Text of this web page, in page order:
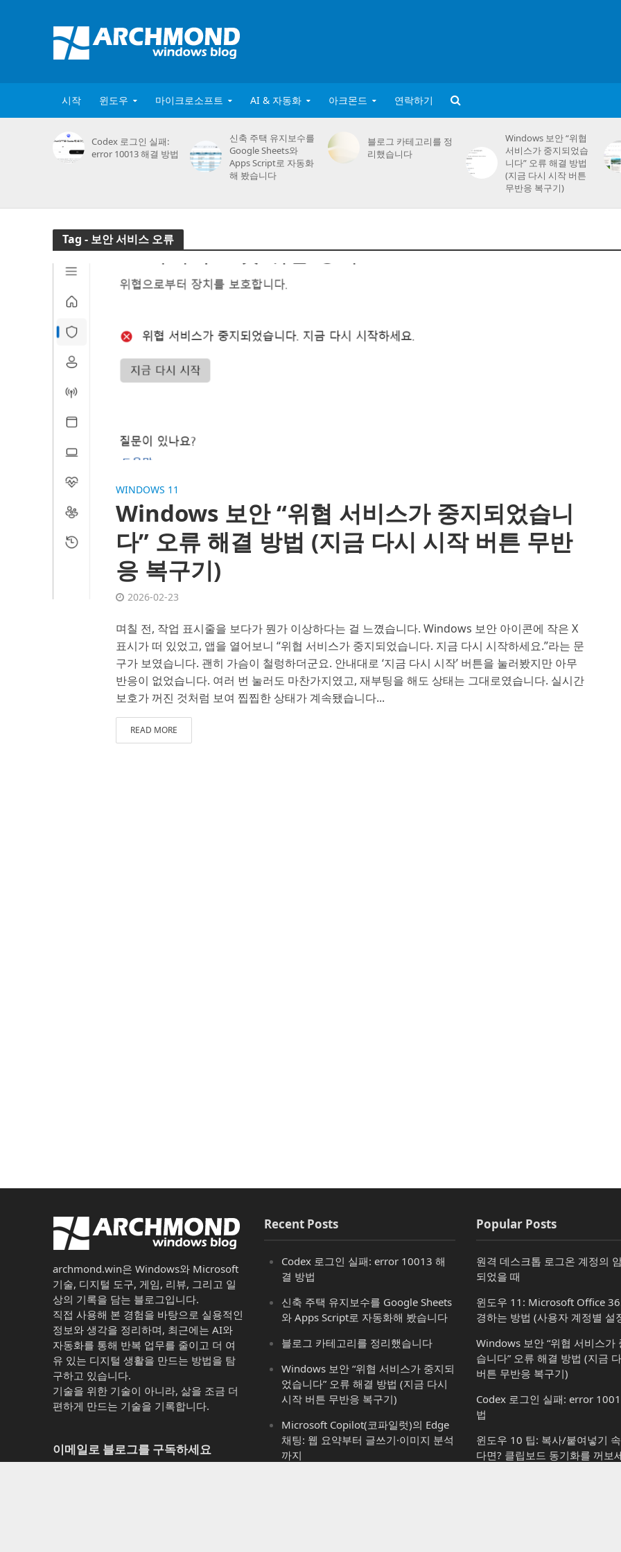
시작 윈도우 마이크로소프트 AI & 자동화 아크몬드 연락하기
Codex 로그인 실패:
error 10013 해결 방법
신축 주택 유지보수를
Google Sheets와
Apps Script로 자동화
해 봤습니다
블로그 카테고리를 정
리했습니다
Windows 보안 “위협
서비스가 중지되었습
니다” 오류 해결 방법
(지금 다시 시작 버튼
무반응 복구기)
Tag - 보안 서비스 오류
WINDOWS 11
Windows 보안 “위협 서비스가 중지되었습니
다” 오류 해결 방법 (지금 다시 시작 버튼 무반
응 복구기)
2026-02-23
며칠 전, 작업 표시줄을 보다가 뭔가 이상하다는 걸 느꼈습니다. Windows 보안 아이콘에 작은 X
표시가 떠 있었고, 앱을 열어보니 “위협 서비스가 중지되었습니다. 지금 다시 시작하세요.”라는 문
구가 보였습니다. 괜히 가슴이 철렁하더군요. 안내대로 ‘지금 다시 시작’ 버튼을 눌러봤지만 아무
반응이 없었습니다. 여러 번 눌러도 마찬가지였고, 재부팅을 해도 상태는 그대로였습니다. 실시간
보호가 꺼진 것처럼 보여 찝찝한 상태가 계속됐습니다...
READ MORE
archmond.win은 Windows와 Microsoft
기술, 디지털 도구, 게임, 리뷰, 그리고 일
상의 기록을 담는 블로그입니다.
직접 사용해 본 경험을 바탕으로 실용적인
정보와 생각을 정리하며, 최근에는 AI와
자동화를 통해 반복 업무를 줄이고 더 여
유 있는 디지털 생활을 만드는 방법을 탐
구하고 있습니다.
기술을 위한 기술이 아니라, 삶을 조금 더
편하게 만드는 기술을 기록합니다.
이메일로 블로그를 구독하세요
Recent Posts
Codex 로그인 실패: error 10013 해
결 방법
신축 주택 유지보수를 Google Sheets
와 Apps Script로 자동화해 봤습니다
블로그 카테고리를 정리했습니다
Windows 보안 “위협 서비스가 중지되
었습니다” 오류 해결 방법 (지금 다시
시작 버튼 무반응 복구기)
Microsoft Copilot(코파일럿)의 Edge
채팅: 웹 요약부터 글쓰기·이미지 분석
까지
Popular Posts
원격 데스크톱 로그온 계정의
되었을 때
윈도우 11: Microsoft Office
경하는 방법 (사용자 계정별 설
Windows 보안 “위협 서비스가
습니다” 오류 해결 방법 (지금
버튼 무반응 복구기)
Codex 로그인 실패: error
법
윈도우 10 팁: 복사/붙여넣기
다면? 클립보드 동기화를 꺼보